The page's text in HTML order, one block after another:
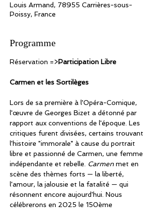
Louis Armand, 78955 Carrières-sous-
Poissy, France
Programme
Réservation =>Participation Libre
Carmen et les Sortilèges
Lors de sa première à l'Opéra-Comique,
l'œuvre de Georges Bizet a détonné par
rapport aux conventions de l'époque. Les
critiques furent divisées, certains trouvant
l'histoire "immorale" à cause du portrait
libre et passionné de Carmen, une femme
indépendante et rebelle.
Carmen met en
scène des thèmes forts — la liberté,
l'amour, la jalousie et la fatalité — qui
résonnent encore aujourd'hui. Nous
célébrerons en 2025 le 150ème